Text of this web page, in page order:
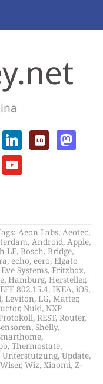
Aeon Labs, Aeotec,
, Android, Apple,
LE, Bosch, Bridge,
, echo, eero, Elgato
Eve Systems, Fritzbox,
, Hamburg, Hersteller,
802.15.4, IKEA, iOS,
, Leviton, LG, Matter,
, Nuki, NXP
, REST, Router,
, Shelly,
,
, Thermostate,
Unterstützung, Update,
Wiser, Wiz, Xiaomi, Z-